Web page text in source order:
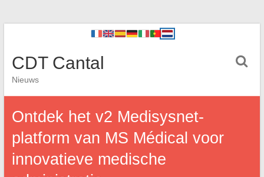
CDT Cantal
Nieuws
Ontdek het v2 Medisysnet-
platform van MS Médical voor
innovatieve medische